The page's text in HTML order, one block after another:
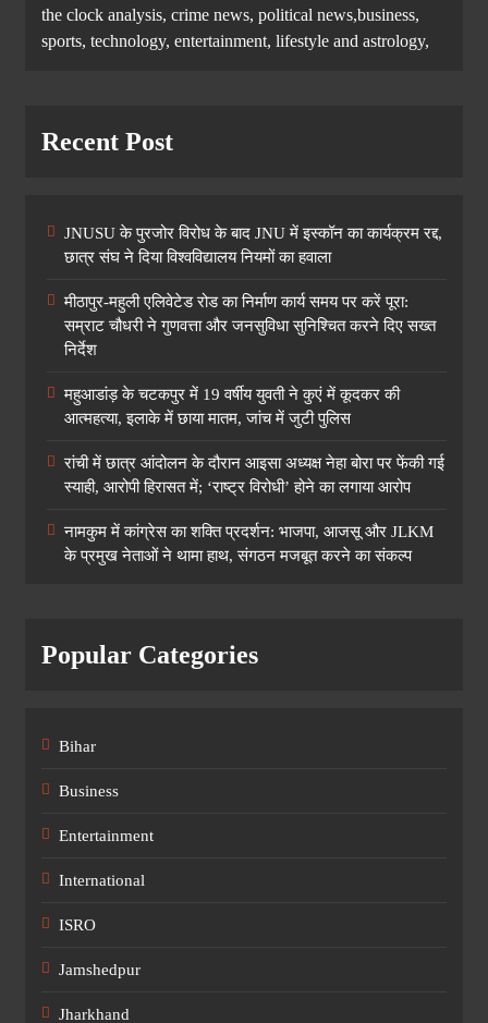
the clock analysis, crime news, political news,business,
sports, technology, entertainment, lifestyle and astrology,
Recent Post
JNUSU के पुरजोर विरोध के बाद JNU में इस्कॉन का कार्यक्रम रद्द,
छात्र संघ ने दिया विश्वविद्यालय नियमों का हवाला
मीठापुर-महुली एलिवेटेड रोड का निर्माण कार्य समय पर करें पूरा:
सम्राट चौधरी ने गुणवत्ता और जनसुविधा सुनिश्चित करने दिए सख्त
निर्देश
महुआडांड़ के चटकपुर में 19 वर्षीय युवती ने कुएं में कूदकर की
आत्महत्या, इलाके में छाया मातम, जांच में जुटी पुलिस
रांची में छात्र आंदोलन के दौरान आइसा अध्यक्ष नेहा बोरा पर फेंकी गई
स्याही, आरोपी हिरासत में; ‘राष्ट्र विरोधी’ होने का लगाया आरोप
नामकुम में कांग्रेस का शक्ति प्रदर्शन: भाजपा, आजसू और JLKM
के प्रमुख नेताओं ने थामा हाथ, संगठन मजबूत करने का संकल्प
Popular Categories
Bihar
Business
Entertainment
International
ISRO
Jamshedpur
Jharkhand